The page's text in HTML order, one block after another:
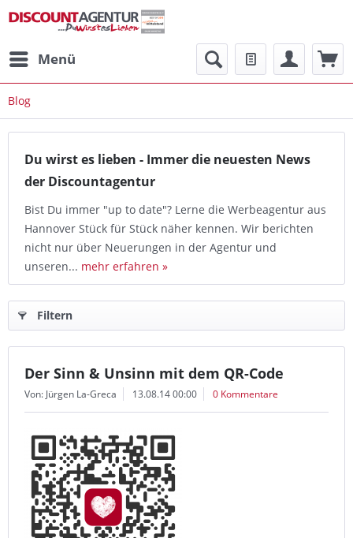
Menü
Blog
Du wirst es lieben - Immer die neuesten News
der Discountagentur
Bist Du immer "up to date"? Lerne die Werbeagentur aus
Hannover Stück für Stück näher kennen. Wir berichten
nicht nur über Neuerungen in der Agentur und
unseren... mehr erfahren »
Filtern
Der Sinn & Unsinn mit dem QR-Code
Von: Jürgen La-Greca 13.08.14 00:00 0 Kommentare